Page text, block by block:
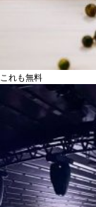
これも無料